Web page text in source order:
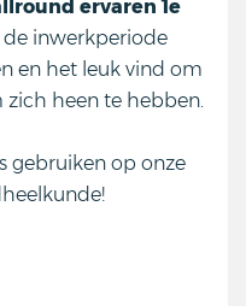
ervaren 1e
de inwerkperiode
en het leuk vind om
zich heen te hebben.
gebruiken op onze